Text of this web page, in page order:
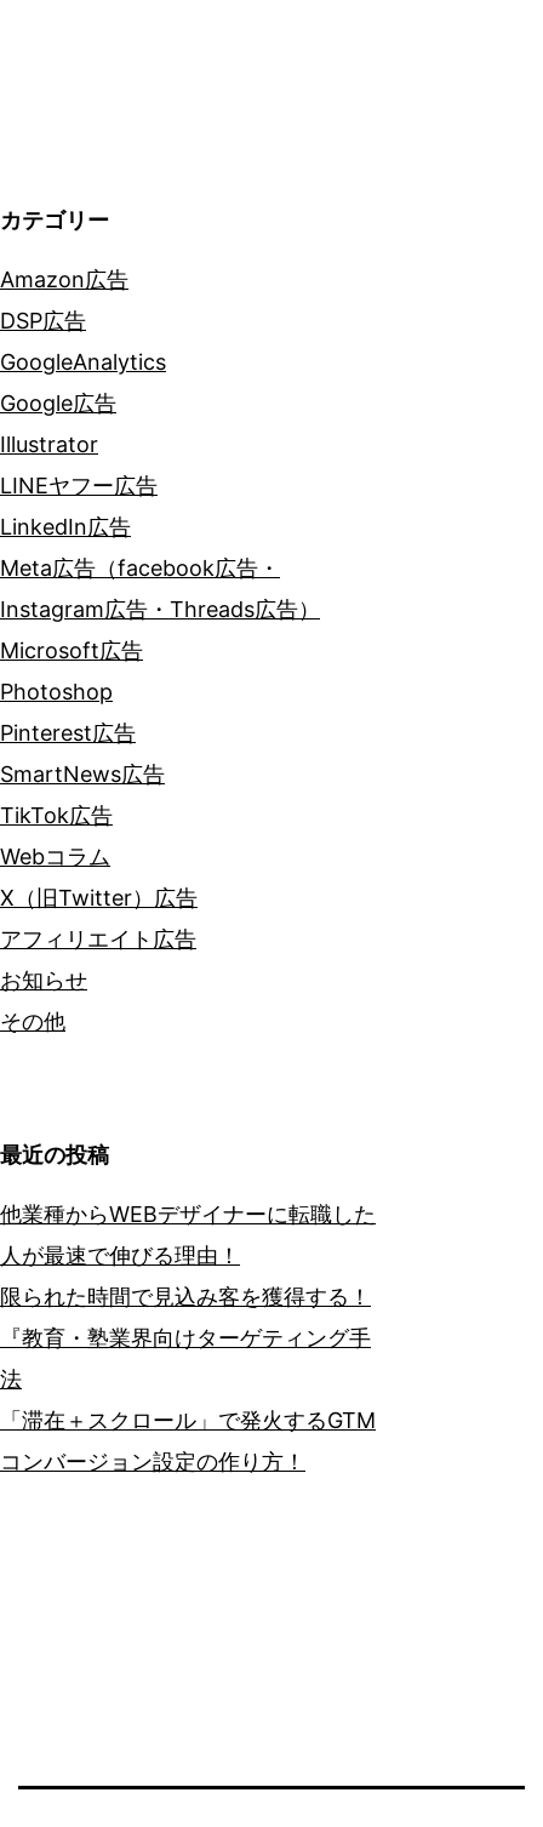
カテゴリー
Amazon広告
DSP広告
GoogleAnalytics
Google広告
Illustrator
LINEヤフー広告
LinkedIn広告
Meta広告（facebook広告・
Instagram広告・Threads広告）
Microsoft広告
Photoshop
Pinterest広告
SmartNews広告
TikTok広告
Webコラム
X（旧Twitter）広告
アフィリエイト広告
お知らせ
その他
最近の投稿
他業種からWEBデザイナーに転職した
人が最速で伸びる理由！
限られた時間で見込み客を獲得する！
『教育・塾業界向けターゲティング手
法
「滞在＋スクロール」で発火するGTM
コンバージョン設定の作り方！